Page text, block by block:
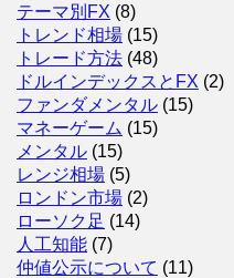
テーマ別FX (8)
トレンド相場 (15)
トレード方法 (48)
ドルインデックスとFX (2)
ファンダメンタル (15)
マネーゲーム (15)
メンタル (15)
レンジ相場 (5)
ロンドン市場 (2)
ローソク足 (14)
人工知能 (7)
仲値公示について (11)